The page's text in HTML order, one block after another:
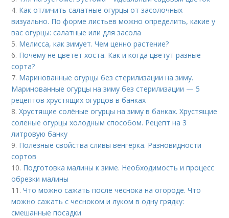
4. Как отличить салатные огурцы от засолочных
визуально. По форме листьев можно определить, какие у
вас огурцы: салатные или для засола
5. Мелисса, как зимует. Чем ценно растение?
6. Почему не цветет хоста. Как и когда цветут разные
сорта?
7. Маринованные огурцы без стерилизации на зиму.
Маринованные огурцы на зиму без стерилизации — 5
рецептов хрустящих огурцов в банках
8.Хрустящие солёные огурцы на зиму в банках. Хрустящие
соленые огурцы холодным способом. Рецепт на 3
литровую банку
9. Полезные свойства сливы венгерка. Разновидности
сортов
10. Подготовка малины к зиме. Необходимость и процесс
обрезки малины
11.Что можно сажать после чеснока на огороде. Что
можно сажать с чесноком и луком в одну грядку:
смешанные посадки